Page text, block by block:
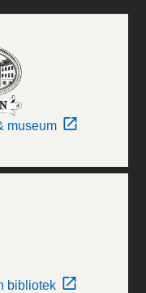
museum
bibliotek